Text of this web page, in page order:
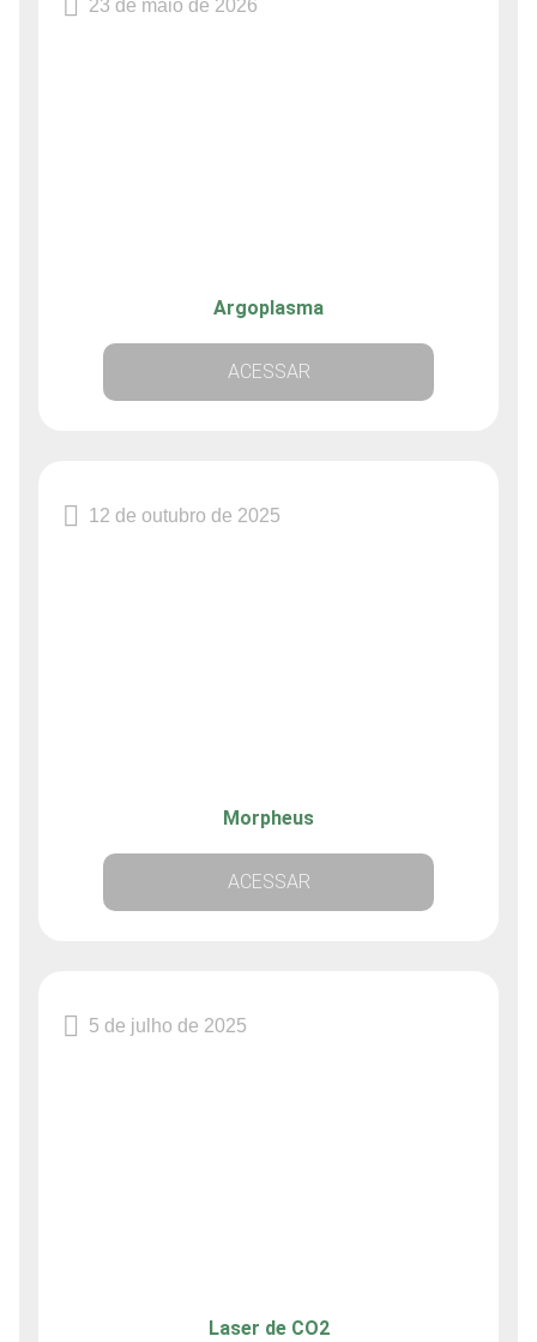
Argoplasma
ACESSAR
23 de maio de 2026
Morpheus
ACESSAR
12 de outubro de 2025
Laser de CO2
5 de julho de 2025